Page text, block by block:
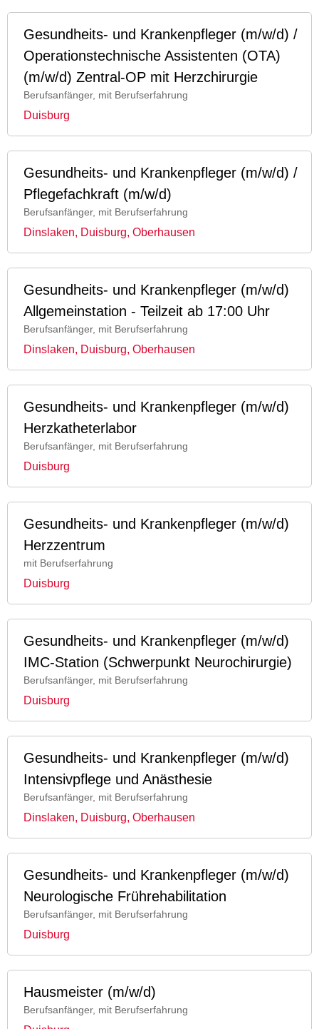
Gesundheits- und Krankenpfleger (m/w/d) /
Operationstechnische Assistenten (OTA)
(m/w/d) Zentral-OP mit Herzchirurgie
Berufsanfänger, mit Berufserfahrung
Duisburg
Gesundheits- und Krankenpfleger (m/w/d) /
Pflegefachkraft (m/w/d)
Berufsanfänger, mit Berufserfahrung
Dinslaken, Duisburg, Oberhausen
Gesundheits- und Krankenpfleger (m/w/d)
Allgemeinstation - Teilzeit ab 17:00 Uhr
Berufsanfänger, mit Berufserfahrung
Dinslaken, Duisburg, Oberhausen
Gesundheits- und Krankenpfleger (m/w/d)
Herzkatheterlabor
Berufsanfänger, mit Berufserfahrung
Duisburg
Gesundheits- und Krankenpfleger (m/w/d)
Herzzentrum
mit Berufserfahrung
Duisburg
Gesundheits- und Krankenpfleger (m/w/d)
IMC-Station (Schwerpunkt Neurochirurgie)
Berufsanfänger, mit Berufserfahrung
Duisburg
Gesundheits- und Krankenpfleger (m/w/d)
Intensivpflege und Anästhesie
Berufsanfänger, mit Berufserfahrung
Dinslaken, Duisburg, Oberhausen
Gesundheits- und Krankenpfleger (m/w/d)
Neurologische Frührehabilitation
Berufsanfänger, mit Berufserfahrung
Duisburg
Hausmeister (m/w/d)
Berufsanfänger, mit Berufserfahrung